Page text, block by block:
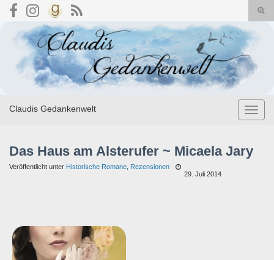
Search for:
Claudis Gedankenwelt
Das Haus am Alsterufer ~ Micaela Jary
Veröffentlicht unter Historische Romane Rezensionen
29. Juli 2014